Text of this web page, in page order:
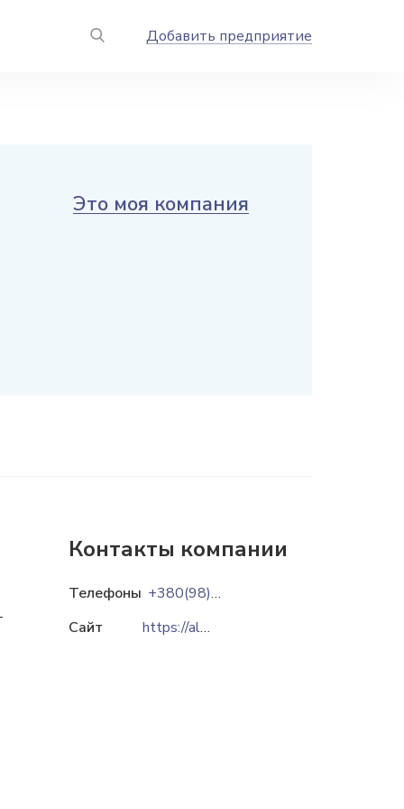
Добавить предприятие
Это моя компания
Контакты компании
Телефоны
+380(98)689-39-24
Сайт
https://alexis.in.ua